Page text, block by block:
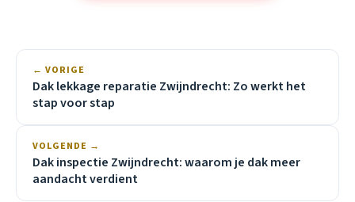
← VORIGE
Dak lekkage reparatie Zwijndrecht: Zo werkt het
stap voor stap
VOLGENDE →
Dak inspectie Zwijndrecht: waarom je dak meer
aandacht verdient